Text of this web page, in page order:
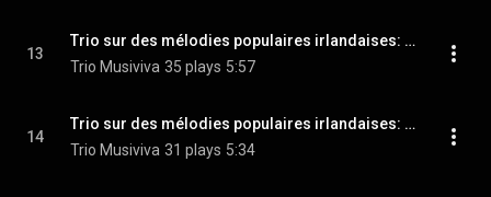
13
Trio sur des mélodies populaires irlandaises: II. Adagio
Trio Musiviva 35 plays 5:57
14
Trio sur des mélodies populaires irlandaises: III. Gigue-Allegro
Trio Musiviva 31 plays 5:34